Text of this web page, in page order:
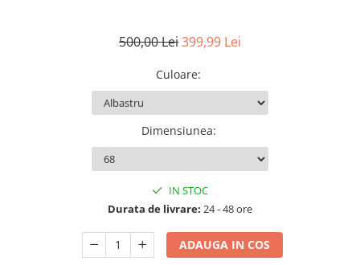
Aparate premium
Instrumente de scris premium
500,00 Lei399,99 Lei
Culoare:
Dimensiunea:
IN STOC
Durata de livrare: 24 - 48 ore
ADAUGA IN COS